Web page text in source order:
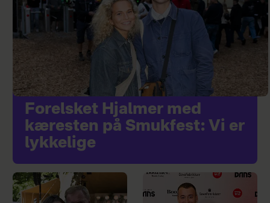
Forelsket Hjalmer med
kæresten på Smukfest: Vi er
lykkelige